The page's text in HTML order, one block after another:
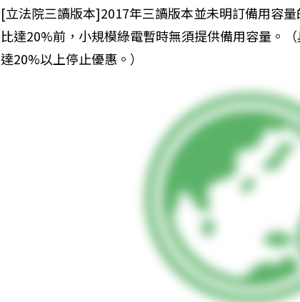
[立法院三讀版本]2017年三讀版本並未明訂備用容
比達20%前，小規模綠電暫時無須提供備用容量。
達20%以上停止優惠。）